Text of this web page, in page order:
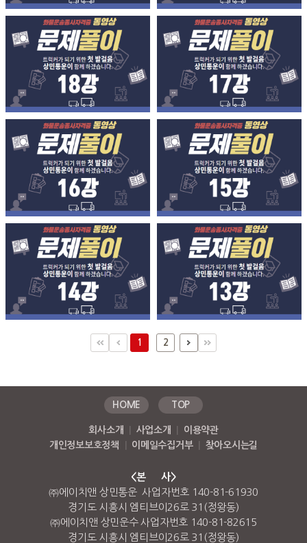
1 2
HOME TOP
회사소개 사업소개
이용약관
개인정보보호정책
이메일수집거부 찾아오시는길
<본 사>
㈜에이치앤 상민통운 사업자번호 140-81-61930
경기도 시흥시 엠티브이26로 31(정왕동)
㈜에이치앤 상민운수 사업자번호 140-81-82615
경기도 시흥시 엠티브이26로 31(정왕동)